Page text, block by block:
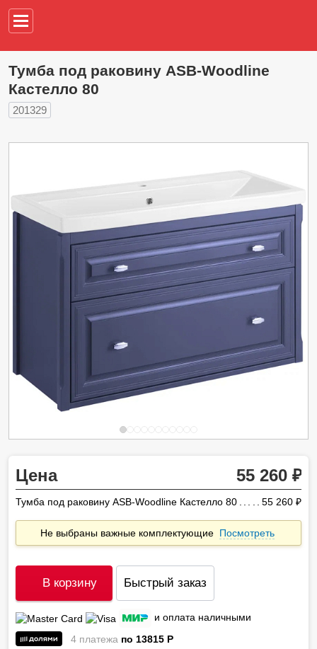
Тумба под раковину ASB-Woodline
Кастелло 80
201329
Цена 55 260
Тумба под раковину ASB-Woodline Кастелло 80 55 260
Не выбраны важные комплектующие Посмотреть
В корзину Быстрый заказ
и оплата наличными
4 платежа по 13815 P